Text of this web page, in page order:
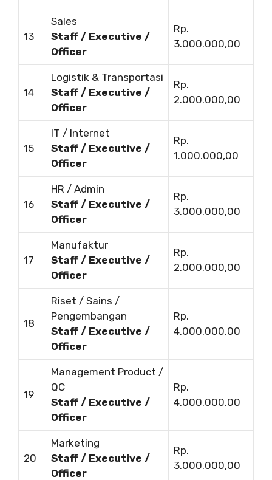
13
Sales
Staff / Executive /
Officer
Rp.
3.000.000,00
14
Logistik & Transportasi
Staff / Executive /
Officer
Rp.
2.000.000,00
15
IT / Internet
Staff / Executive /
Officer
Rp.
1.000.000,00
16
HR / Admin
Staff / Executive /
Officer
Rp.
3.000.000,00
17
Manufaktur
Staff / Executive /
Officer
Rp.
2.000.000,00
18
Riset / Sains /
Pengembangan
Staff / Executive /
Officer
Rp.
4.000.000,00
19
Management Product /
QC
Staff / Executive /
Officer
Rp.
4.000.000,00
20
Marketing
Staff / Executive /
Officer
Rp.
3.000.000,00